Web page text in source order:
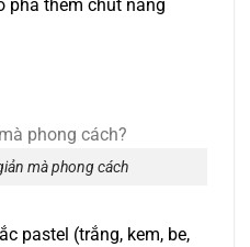
pha thêm chút năng
mà phong cách
pastel (trắng, kem, be,